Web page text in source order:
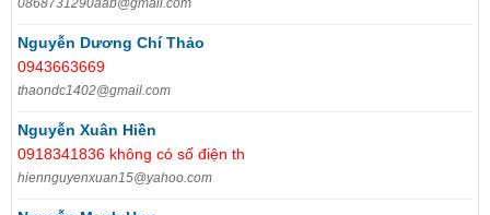
0868731290aab@gmail.com
Nguyễn Dương Chí Thảo
0943663669
thaondc1402@gmail.com
Nguyễn Xuân Hiền
0918341836 không có số điện th
hiennguyenxuan15@yahoo.com